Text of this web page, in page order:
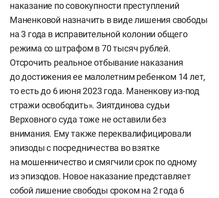
наказание по совокупности преступлений
Маненковой назначить в виде лишения свободы
на 3 года в исправительной колонии общего
режима со штрафом в 70 тысяч рублей.
Отсрочить реальное отбывание наказания
до достижения ее малолетним ребенком 14 лет,
то есть до 6 июня 2023 года. Маненкову из-под
стражи освободить». Зиятдинова судьи
Верховного суда тоже не оставили без
внимания. Ему также переквалифицировали
эпизоды с посредничества во взятке
на мошенничество и смягчили срок по одному
из эпизодов. Новое наказание представляет
собой лишение свободы сроком на 2 года 6